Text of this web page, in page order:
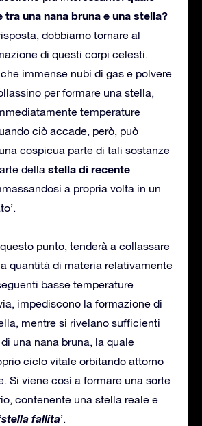
una nana bruna e una stella?
dobbiamo tornare al
di questi corpi celesti.
immense nubi di gas e polvere
per formare una stella,
temperature
ciò accade, però, può
cospicua parte di tali sostanze
della stella di recente
a propria volta in un
punto, tenderà a collassare
quantità di materia relativamente
basse temperature
impediscono la formazione di
mentre si rivelano sufficienti
una nana bruna, la quale
ciclo vitale orbitando attorno
Si viene così a formare una sorte
contenente una stella reale e
stella fallita’.